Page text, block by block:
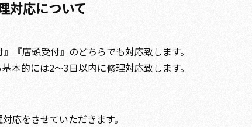
対応について
『店頭受付』のどちらでも対応致します。
本的には2～3日以内に修理対応致します。
応をさせていただきます。